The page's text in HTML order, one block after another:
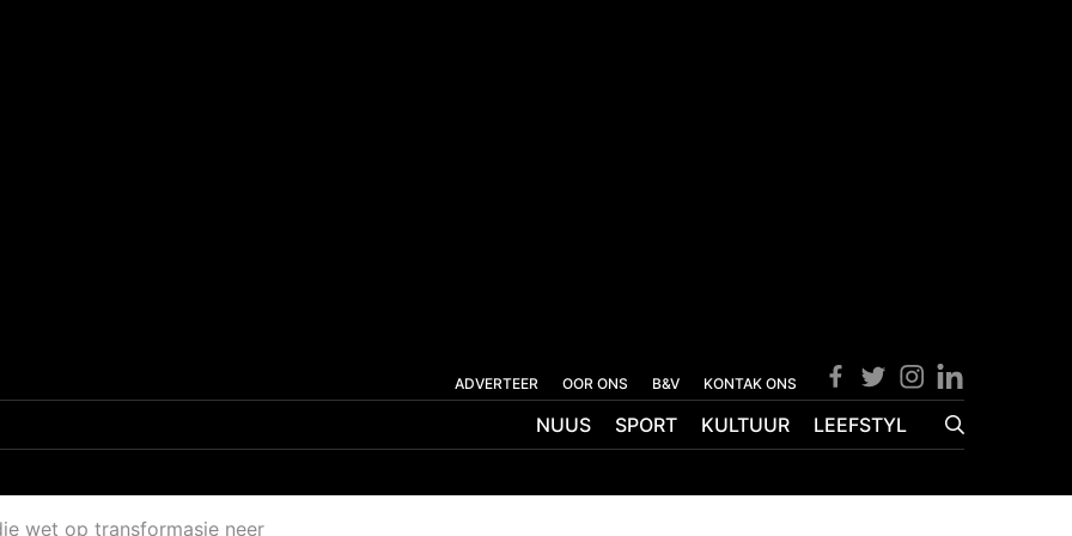
ADVERTEER OOR ONS B&V KONTAK ONS
NUUS SPORT KULTUUR LEEFSTYL
wet op transformasie neer